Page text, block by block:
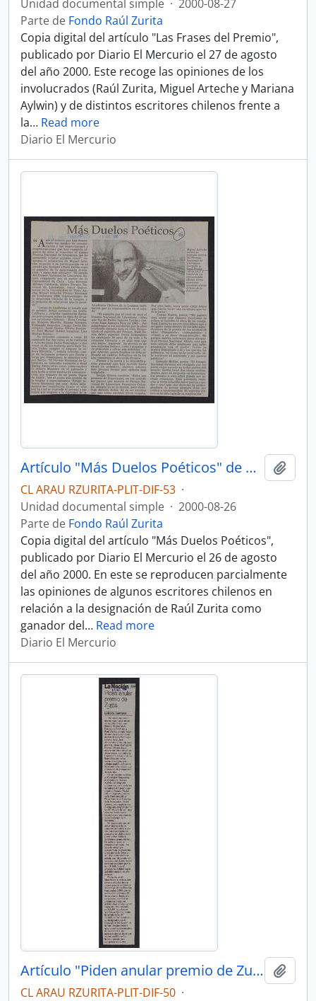
Unidad documental simple · 2000-08-27
Parte de Fondo Raúl Zurita
Copia digital del artículo "Las Frases del Premio",
publicado por Diario El Mercurio el 27 de agosto
del año 2000. Este recoge las opiniones de los
involucrados (Raúl Zurita, Miguel Arteche y Mariana
Aylwin) y de distintos escritores chilenos frente a
la… Read more
Diario El Mercurio
Artículo "Más Duelos Poéticos" de Diario El Mercurio
CL ARAU RZURITA-PLIT-DIF-53 ·
Unidad documental simple · 2000-08-26
Parte de Fondo Raúl Zurita
Copia digital del artículo "Más Duelos Poéticos",
publicado por Diario El Mercurio el 26 de agosto
del año 2000. En este se reproducen parcialmente
las opiniones de algunos escritores chilenos en
relación a la designación de Raúl Zurita como
ganador del… Read more
Diario El Mercurio
Artículo "Piden anular premio de Zurita" por Diario La Nación
CL ARAU RZURITA-PLIT-DIF-50 ·